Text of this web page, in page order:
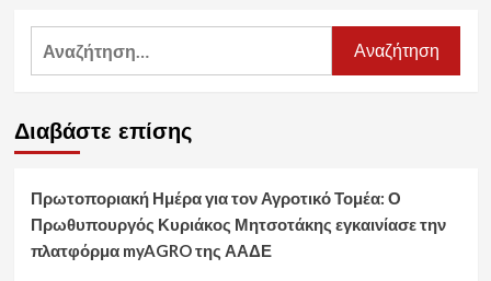
Αναζήτηση
Διαβάστε επίσης
Πρωτοποριακή Ημέρα για τον Αγροτικό Τομέα: Ο
Πρωθυπουργός Κυριάκος Μητσοτάκης εγκαινίασε την
πλατφόρμα myAGRO της ΑΑΔΕ